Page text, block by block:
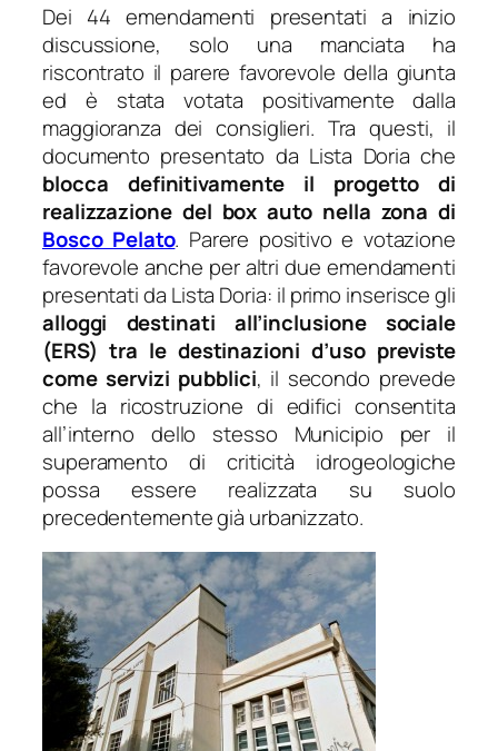
Dei 44 emendamenti presentati a inizio
discussione, solo una manciata ha
riscontrato il parere favorevole della giunta
ed è stata votata positivamente dalla
maggioranza dei consiglieri. Tra questi, il
documento presentato da Lista Doria che
blocca definitivamente il progetto di
realizzazione del box auto nella zona di
Bosco Pelato. Parere positivo e votazione
favorevole anche per altri due emendamenti
presentati da Lista Doria: il primo inserisce gli
alloggi destinati all’inclusione sociale
(ERS) tra le destinazioni d’uso previste
come servizi pubblici, il secondo prevede
che la ricostruzione di edifici consentita
all’interno dello stesso Municipio per il
superamento di criticità idrogeologiche
possa essere realizzata su suolo
precedentemente già urbanizzato.